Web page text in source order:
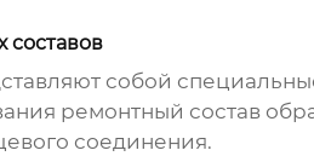
составов
собой
ремонтный состав
соединения.